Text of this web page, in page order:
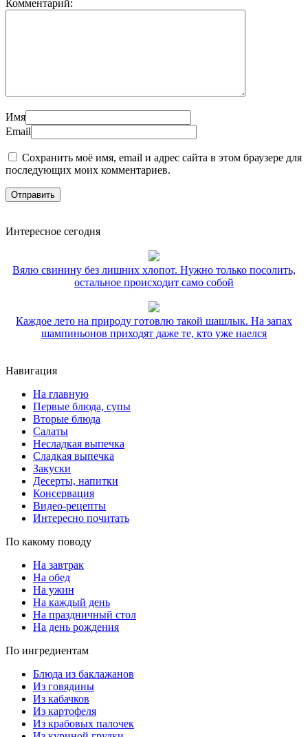
Комментарий:
Имя
Email
Сохранить моё имя, email и адрес сайта в этом браузере для
последующих моих комментариев.
Интересное сегодня
Вялю свинину без лишних хлопот. Нужно только посолить,
остальное происходит само собой
Каждое лето на природу готовлю такой шашлык. На запах
шампиньонов приходят даже те, кто уже наелся
Навигация
На главную
Первые блюда, супы
Вторые блюда
Салаты
Несладкая выпечка
Сладкая выпечка
Закуски
Десерты, напитки
Консервация
Видео-рецепты
Интересно почитать
По какому поводу
На завтрак
На обед
На ужин
На каждый день
На праздничный стол
На день рождения
По ингредиентам
Блюда из баклажанов
Из говядины
Из кабачков
Из картофеля
Из крабовых палочек